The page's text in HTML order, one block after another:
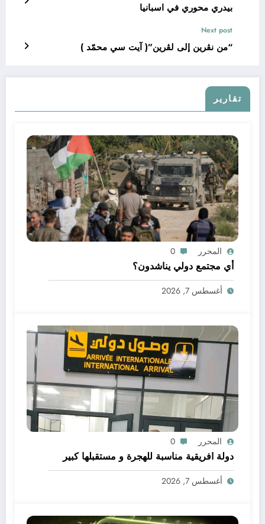
بيدري محوري في اسبانيا
Next post
“من نڨرين إلى لڨرين”( آيت سي محمّد )
تقارير
المحرر 0
أي مجتمع دولي يناشدون؟
أغسطس 7, 2026
المحرر 0
دولة افريقية مناسبة للهجرة و مستقبلها كبير
أغسطس 7, 2026